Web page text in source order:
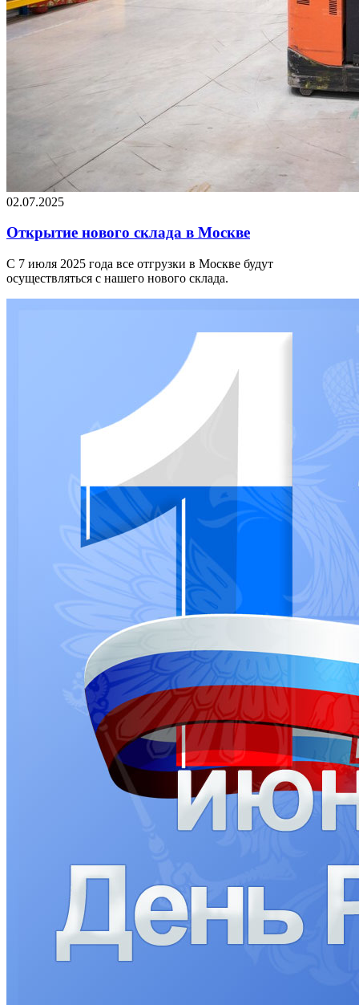
02.07.2025
Открытие нового склада в Москве
С 7 июля 2025 года все отгрузки в Москве будут
осуществляться с нашего нового склада.